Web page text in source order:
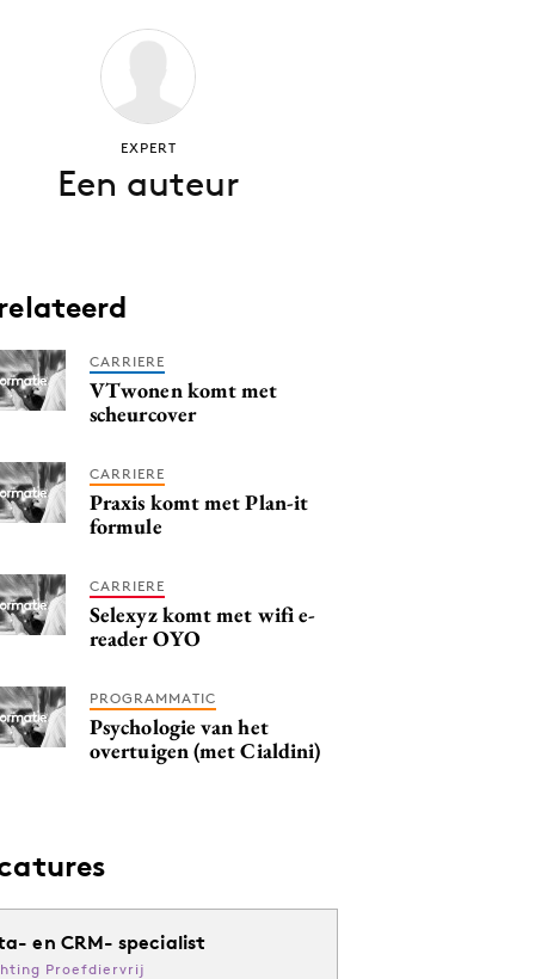
EXPERT
Een auteur
CARRIERE
VTwonen komt met
scheurcover
CARRIERE
Praxis komt met Plan-it
formule
CARRIERE
Selexyz komt met wifi e-
reader OYO
PROGRAMMATIC
Psychologie van het
overtuigen (met Cialdini)
en CRM- specialist
Proefdiervrij